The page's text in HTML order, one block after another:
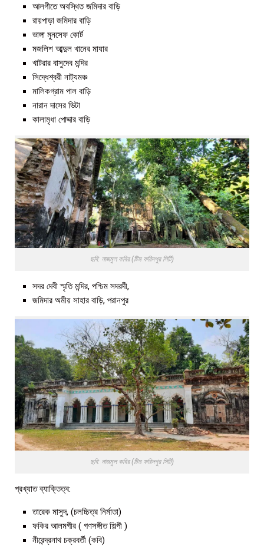
আলগীতে অবস্থিত জমিদার বাড়ি
রায়পাড়া জমিদার বাড়ি
ভাঙ্গা মুনসেফ কোর্ট
মজলিশ আব্দুল খানের মাযার
খাটরার বাসুদেব মন্দির
সিদ্ধেশ্বরী নাট্যমঞ্চ
মালিকগ্রাম পাল বাড়ি
নারান দাসের ভিটা
কালামৃধা পোদ্দার বাড়ি
ছবি: নাজমুল কবির (টিম ফরিদপুর সিটি)
সদর দেবী স্মৃতি মন্দির, পশ্চিম সদরদী,
জমিদার অমীয় সাহার বাড়ি, পরানপুর
ছবি: নাজমুল কবির (টিম ফরিদপুর সিটি)
প্রখ্যাত ব্যাক্তিত্ব:
তারেক মাসুদ, (চলচ্চিত্র নির্মাতা)
ফকির আলমগীর ( গণসঙ্গীত শিল্পী )
নীরেন্দ্রনাথ চক্রবর্তী (কবি)